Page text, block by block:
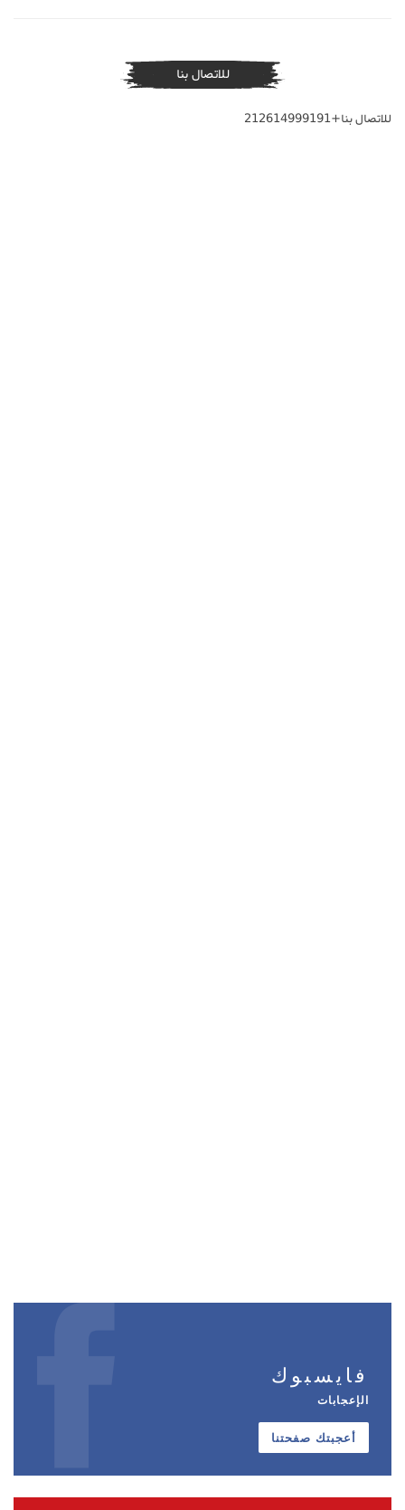
للاتصال بنا
للاتصال بنا+212614999191
فايسبوك
الإعجابات
أعجبتك صفحتنا